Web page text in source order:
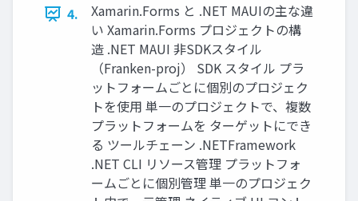
4.
Xamarin.Forms と .NET MAUIの主な違
い Xamarin.Forms プロジェクトの構
造 .NET MAUI 非SDKスタイル
（Franken-proj） SDK スタイル プラ
ットフォームごとに個別のプロジェク
トを使用 単一のプロジェクトで、複数
プラットフォームを ターゲットにでき
る ツールチェーン .NETFramework
.NET CLI リソース管理 プラットフォ
ームごとに個別管理 単一のプロジェク